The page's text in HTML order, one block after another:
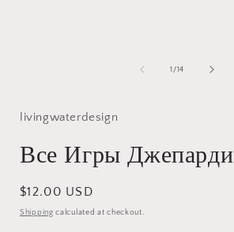
1 /of
14
livingwaterdesign
Все Игры Джепарди
Regular
price
$12.00 USD
Shipping calculated at checkout.